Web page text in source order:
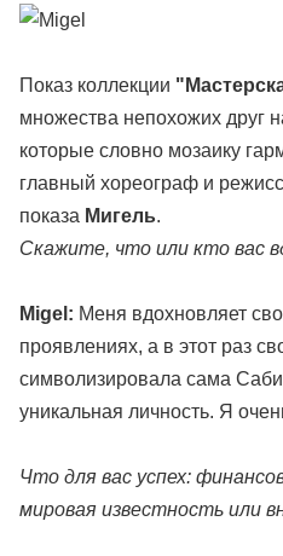
Показ коллекции
множества непохожих друг
которые словно мозаику
главный хореограф и
показа Мигель.
Скажите, что или кто вас
Migel: Меня вдохновляет
проявлениях, а в этот раз
символизировала сама
уникальная личность. Я
Что для вас успех:
мировая известность или